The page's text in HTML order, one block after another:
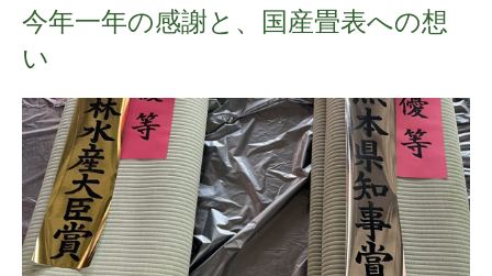
今年一年の感謝と、国産畳表への想
い